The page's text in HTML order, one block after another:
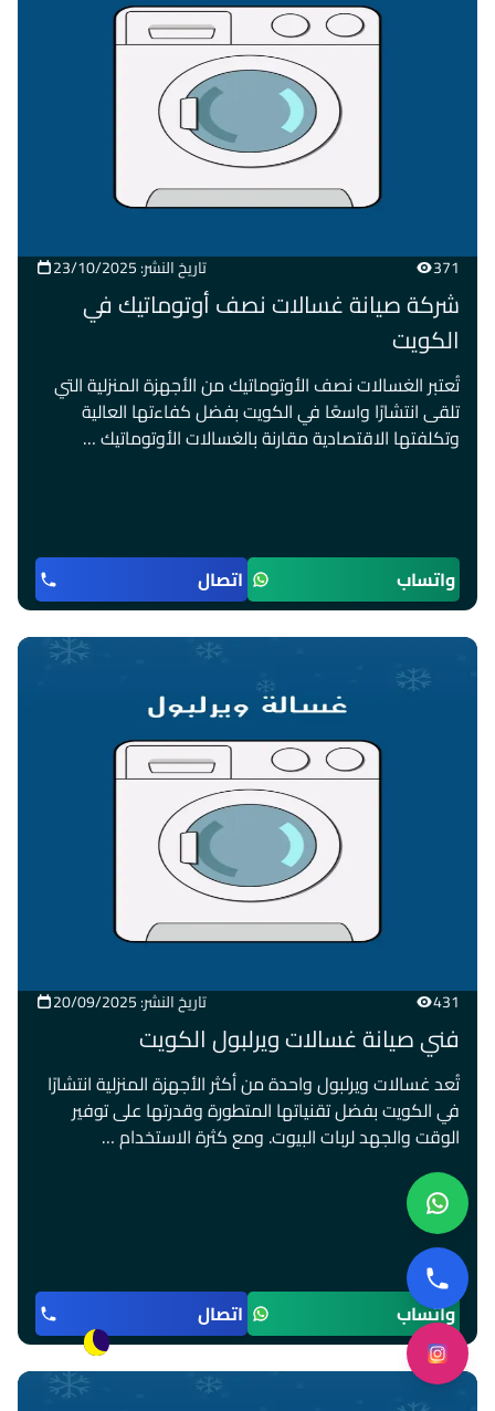
371 تاريخ النشر: 23/10/2025
شركة صيانة غسالات نصف أوتوماتيك في
الكويت
تُعتبر الغسالات نصف الأوتوماتيك من الأجهزة المنزلية التي
تلقى انتشارًا واسعًا في الكويت بفضل كفاءتها العالية
وتكلفتها الاقتصادية مقارنة بالغسالات الأوتوماتيك …
واتساب اتصال
431 تاريخ النشر: 20/09/2025
فني صيانة غسالات ويرلبول الكويت
تُعد غسالات ويرلبول واحدة من أكثر الأجهزة المنزلية انتشارًا
في الكويت بفضل تقنياتها المتطورة وقدرتها على توفير
الوقت والجهد لربات البيوت. ومع كثرة الاستخدام …
واتساب اتصال